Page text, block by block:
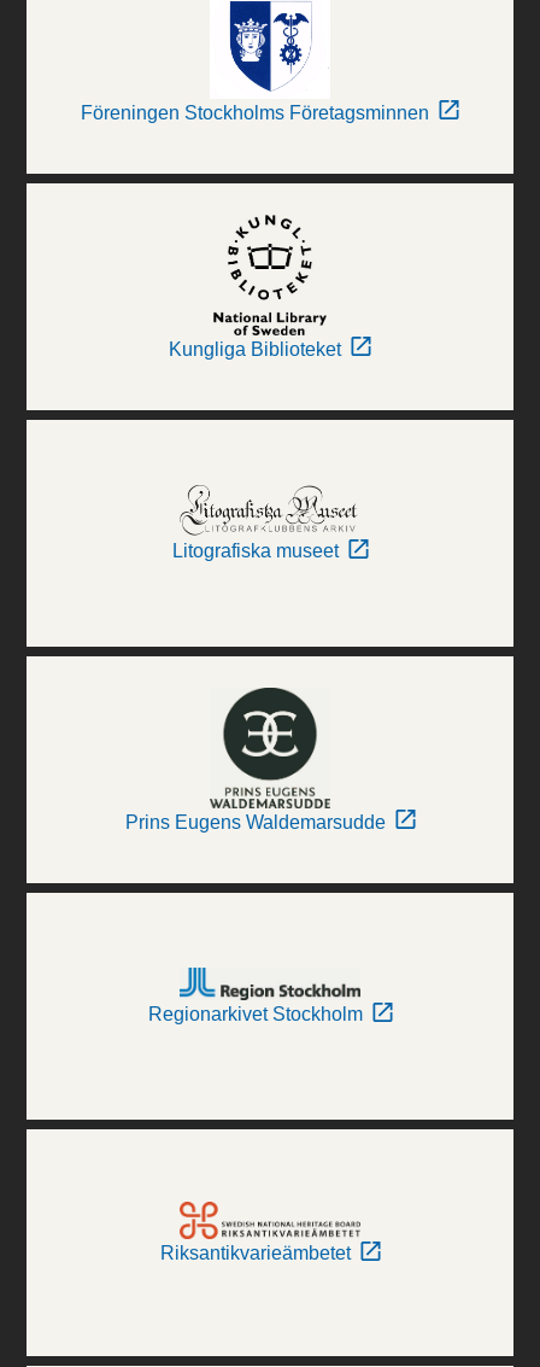
Föreningen Stockholms Företagsminnen
Kungliga Biblioteket
Litografiska museet
Prins Eugens Waldemarsudde
Regionarkivet Stockholm
Riksantikvarieämbetet